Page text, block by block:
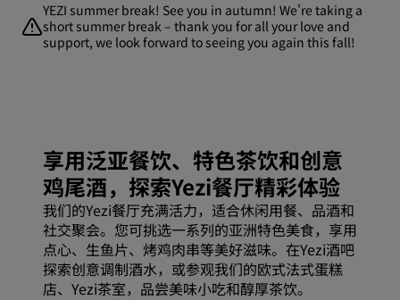
YEZI summer break! See you in autumn! We're taking a
short summer break – thank you for all your love and
support, we look forward to seeing you again this fall!
享用泛亚餐饮、特色茶饮和创意
鸡尾酒，探索Yezi餐厅精彩体验
我们的Yezi餐厅充满活力，适合休闲用餐、品酒和
社交聚会。您可挑选一系列的亚洲特色美食，享用
点心、生鱼片、烤鸡肉串等美好滋味。在Yezi酒吧
探索创意调制酒水，或参观我们的欧式法式蛋糕
店、Yezi茶室，品尝美味小吃和醇厚茶饮。